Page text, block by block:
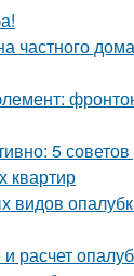
частного
5
квартир
видов
расчет